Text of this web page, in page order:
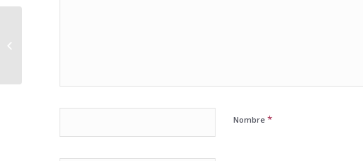
Nombre *